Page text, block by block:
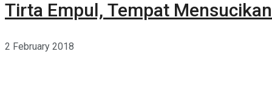
Tirta Empul, Tempat
2 February 2018